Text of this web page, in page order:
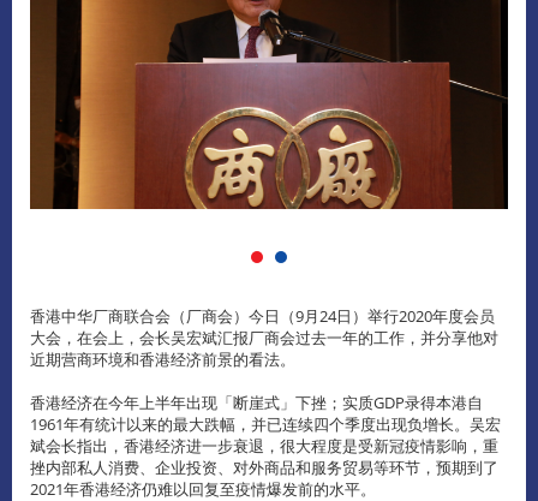
香港中华厂商联合会（厂商会）今日（9月24日）举行2020年度会员
大会，在会上，会长吴宏斌汇报厂商会过去一年的工作，并分享他对
近期营商环境和香港经济前景的看法。
香港经济在今年上半年出现「断崖式」下挫；实质GDP录得本港自
1961年有统计以来的最大跌幅，并已连续四个季度出现负增长。吴宏
斌会长指出，香港经济进一步衰退，很大程度是受新冠疫情影响，重
挫内部私人消费、企业投资、对外商品和服务贸易等环节，预期到了
2021年香港经济仍难以回复至疫情爆发前的水平。